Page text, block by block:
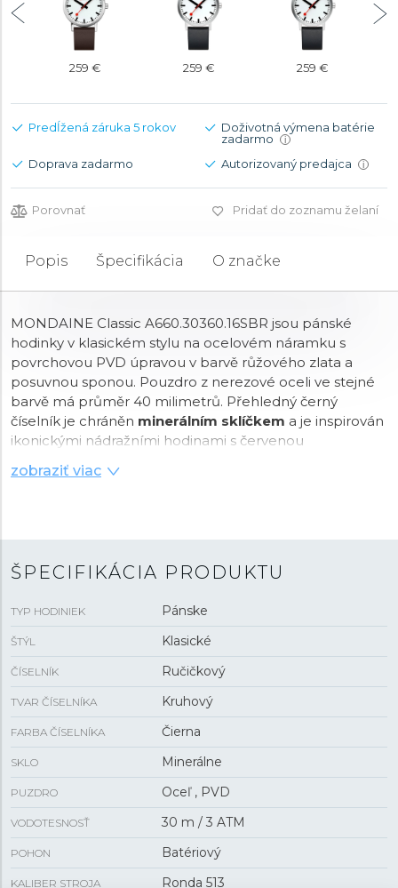
259 € 259 € 259 €
Predĺžená záruka 5 rokov
Doživotná výmena batérie
zadarmo
i
Doprava zadarmo Autorizovaný predajca i
Porovnať Pridať do zoznamu želaní
Popis Špecifikácia O značke
MONDAINE Classic A660.30360.16SBR jsou pánské
hodinky v klasickém stylu na ocelovém náramku s
povrchovou PVD úpravou v barvě růžového zlata a
posuvnou sponou. Pouzdro z nerezové oceli ve stejné
barvě má průměr 40 milimetrů. Přehledný černý
číselník je chráněn minerálním sklíčkem a je inspirován
ikonickými nádražními hodinami s červenou
sekundovou ručkou. Pohon hodinek zajišťuje
quartzový strojek
zobraziť viac
ŠPECIFIKÁCIA PRODUKTU
TYP HODINIEK Pánske
ŠTÝL Klasické
ČÍSELNÍK Ručičkový
TVAR ČÍSELNÍKA Kruhový
FARBA ČÍSELNÍKA Čierna
SKLO Minerálne
PUZDRO Oceľ , PVD
VODOTESNOSŤ 30 m / 3 ATM
POHON Batériový
KALIBER STROJA Ronda 513